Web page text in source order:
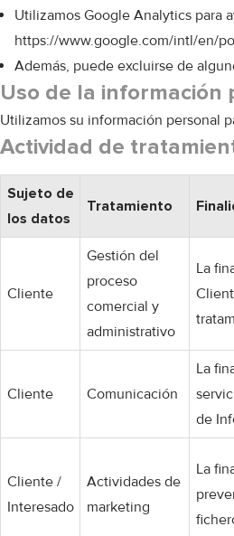
Utilizamos Google Analytics para
https://www.google.com/intl/en/
Además, puede excluirse de
Uso de la información
Utilizamos su información personal
Actividad de
Sujeto de
los datos
Tratamiento
Cliente
Gestión del
proceso
comercial y
administrativo
La
Cliente Comunicación
La
de
Cliente /
Interesado
Actividades de
marketing
La